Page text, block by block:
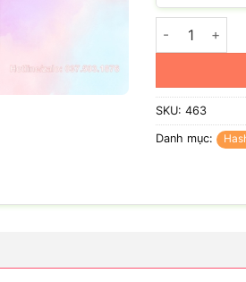
Hashtag
SKU: 463
Danh mục: